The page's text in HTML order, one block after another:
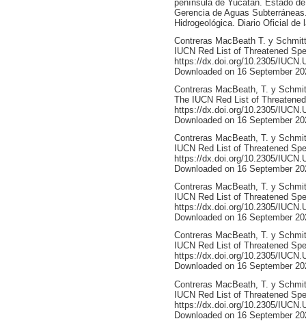
península de Yucatán. Estado
Gerencia de Aguas
Hidrogeológica. Diario Oficial de
Contreras MacBeath T. y
IUCN Red List of Threatened
https://dx.doi.org/10.2305/
Downloaded on 16 September
Contreras MacBeath, T. y
The IUCN Red List of
https://dx.doi.org/10.2305/
Downloaded on 16 September
Contreras MacBeath, T. y
IUCN Red List of Threatened
https://dx.doi.org/10.2305/
Downloaded on 16 September
Contreras MacBeath, T. y
IUCN Red List of Threatened
https://dx.doi.org/10.2305/
Downloaded on 16 September
Contreras MacBeath, T. y
IUCN Red List of Threatened
https://dx.doi.org/10.2305/
Downloaded on 16 September
Contreras MacBeath, T. y
IUCN Red List of Threatened
https://dx.doi.org/10.2305/
Downloaded on 16 September